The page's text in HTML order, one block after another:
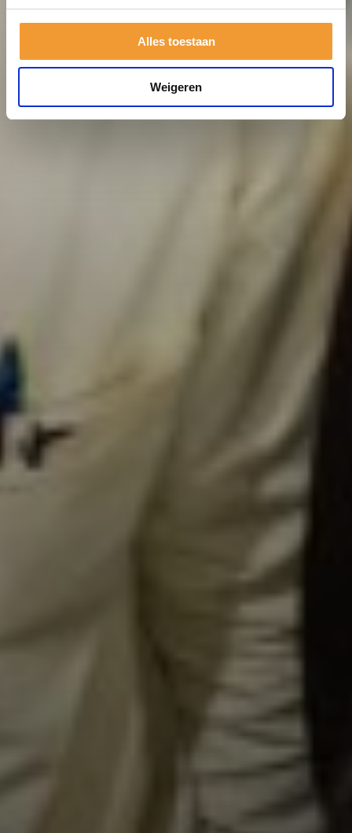
Alles toestaan
Weigeren